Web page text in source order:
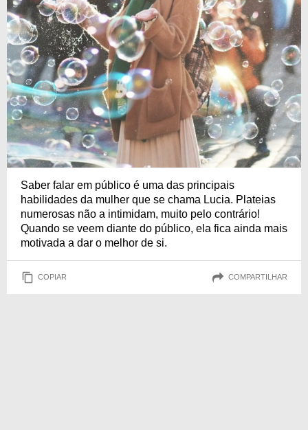
Saber falar em público é uma das principais
habilidades da mulher que se chama Lucia. Plateias
numerosas não a intimidam, muito pelo contrário!
Quando se veem diante do público, ela fica ainda mais
motivada a dar o melhor de si.
COPIAR COMPARTILHAR